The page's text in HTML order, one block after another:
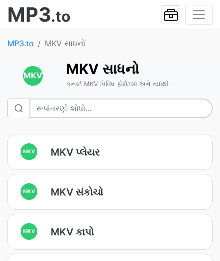
MP3.to
MP3.to MKV સાધનો
MKV MKV સાધનો
કન્વર્ટ MKV વિવિધ ફોર્મેટમાં અને ત્યાંથી
MKV MKV પ્લેયર
MKV MKV સંકોચો
MKV MKV કાપો